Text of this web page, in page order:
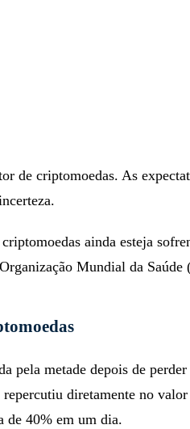
de criptomoedas. As
ainda esteja
Mundial da Saúde
pela metade depois de
repercutiu diretamente no
de 40% em um dia.